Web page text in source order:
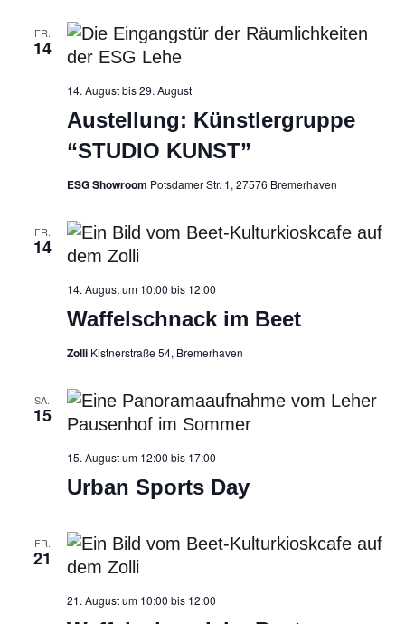
FR.
14
Austellung: Künstlergruppe
“STUDIO KUNST”
14. Augustbis29. August
ESG Showroom Potsdamer Str. 1, 27576 Bremerhaven
FR.
14
Waffelschnack im Beet
14. August um 10:00 bis 12:00
Beet
Zolli Kistnerstraße 54, Bremerhaven
SA.
15
Urban Sports Day
15. August um 12:00 bis 17:00
FR.
21
21. August um 10:00 bis 12:00